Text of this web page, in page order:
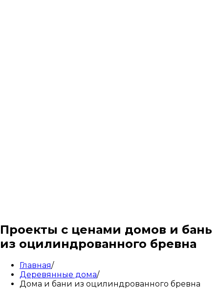
Проекты с ценами домов и бань
из оцилиндрованного бревна
Главная/
Деревянные дома/
Дома и бани из оцилиндрованного бревна